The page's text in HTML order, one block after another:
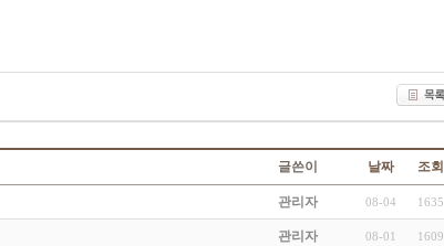
글쓴이 날짜 조회
관리자 08-04 1635
관리자 08-01 1609